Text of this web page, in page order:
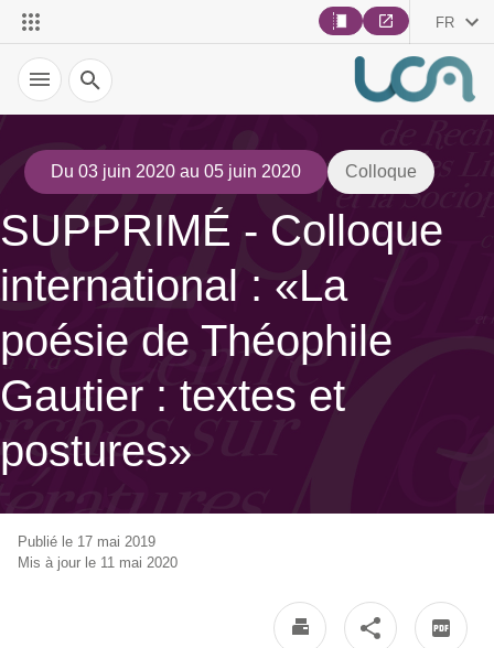
FR
Recherche
Du 03 juin 2020 au 05 juin 2020 Colloque
SUPPRIMÉ - Colloque
international : «La
poésie de Théophile
Gautier : textes et
postures»
Publié le 17 mai 2019
Mis à jour le 11 mai 2020